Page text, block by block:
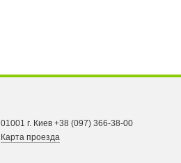
01001 г. Киев +38 (097) 366-38-00
Карта проезда